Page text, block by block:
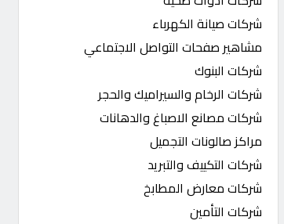
شركات صيانة الكهرباء
مشاهير صفحات التواصل الاجتماعي
شركات البنوك
شركات الرخام والسيراميك والحجر
شركات مصانع الاصباغ والدهانات
مراكز صالونات التجميل
شركات التكييف والتبريد
شركات معارض المطابخ
شركات التأمين